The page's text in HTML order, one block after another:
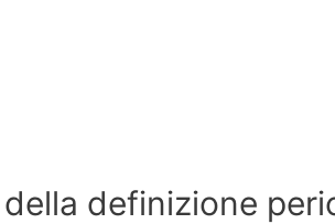
definizione